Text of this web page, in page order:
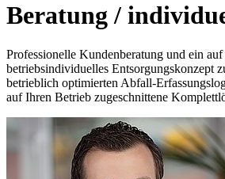
Beratung /
Professionelle Kundenberatung und ein
betriebsindividuelles Entsorgungskonzept
betrieblich optimierten Abfall-
auf Ihren Betrieb zugeschnittene